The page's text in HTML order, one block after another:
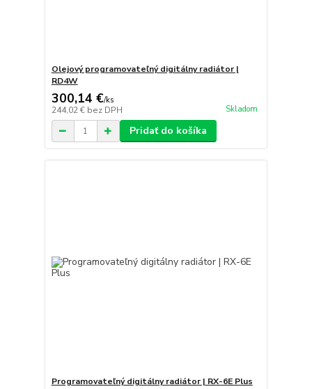
Olejový programovateľný digitálny radiátor |
RD4W
300,14 €/ks
244,02 € bez DPH Skladom
Pridať do košíka
Programovateľný digitálny radiátor | RX-6E Plus